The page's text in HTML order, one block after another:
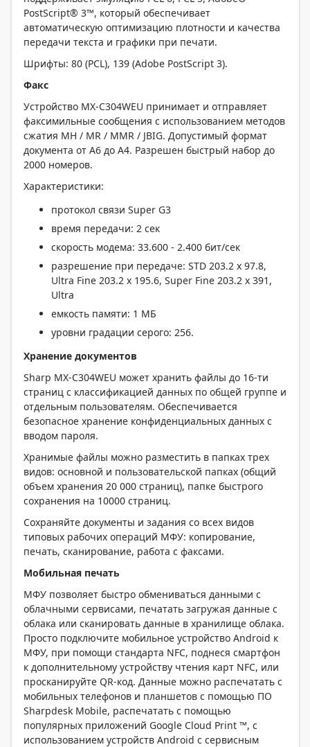
PostScript® 3™, который обеспечивает
автоматическую оптимизацию плотности и качества
передачи текста и графики при печати.
Шрифты: 80 (PCL), 139 (Adobe PostScript 3).
Факс
Устройство MX-C304WEU принимает и отправляет
факсимильные сообщения с использованием методов
сжатия MH / MR / MMR / JBIG. Допустимый формат
документа от А6 до А4. Разрешен быстрый набор до
2000 номеров.
Характеристики:
протокол связи Super G3
время передачи: 2 сек
скорость модема: 33.600 - 2.400 бит/сек
разрешение при передаче: STD 203.2 x 97.8,
Ultra Fine 203.2 x 195.6, Super Fine 203.2 x 391,
Ultra
емкость памяти: 1 МБ
уровни градации серого: 256.
Хранение документов
Sharp MX-C304WEU может хранить файлы до 16-ти
страниц с классификацией данных по общей группе и
отдельным пользователям. Обеспечивается
безопасное хранение конфиденциальных данных с
вводом пароля.
Хранимые файлы можно разместить в папках трех
видов: основной и пользовательской папках (общий
объем хранения 20 000 страниц), папке быстрого
сохранения на 10000 страниц.
Сохраняйте документы и задания со всех видов
типовых рабочих операций МФУ: копирование,
печать, сканирование, работа с факсами.
Мобильная печать
МФУ позволяет быстро обмениваться данными с
облачными сервисами, печатать загружая данные с
облака или сканировать данные в хранилище облака.
Просто подключите мобильное устройство Android к
МФУ, при помощи стандарта NFC, поднеся смартфон
к дополнительному устройству чтения карт NFC, или
просканируйте QR-код. Данные можно распечатать с
мобильных телефонов и планшетов с помощью ПО
Sharpdesk Mobile, распечатать с помощью
популярных приложений Google Cloud Print ™, с
использованием устройств Android с сервисным